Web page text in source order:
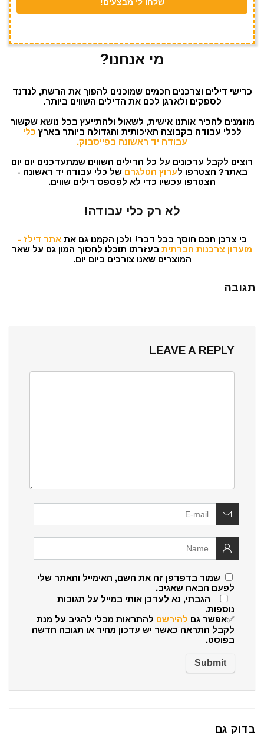
מי אנחנו?
כרישי דילים וצרכנים חכמים שמוכנים להפוך את הרשת, לנדנד
לספקים ולארגן לכם את הדילים השווים ביותר.
מוזמנים להכיר אותנו אישית, לשאול ולהתייעץ בכל נושא שקשור
לכלי עבודה בקבוצה האיכותית והגדולה ביותר בארץ כלי
עבודה יד ראשונה בפייסבוק.
רוצים לקבל עדכונים על כל הדילים השווים שמתעדכנים יום יום
באתר? הצטרפו לערוץ הטלגרם של כלי עבודה יד ראשונה -
הצטרפו עכשיו כדי לא לפספס דילים שווים.
לא רק כלי עבודה!
כי צרכן חכם חוסך בכל דבר! ולכן הקמנו גם אתאתר דילז -
מועדון צרכנות חברתית בעזרתו תוכלו לחסוך המון גם על שאר
המוצרים שאנו צורכים ביום יום.
תגובה
LEAVE A REPLY
שמור בדפדפן זה את השם, האימייל והאתר שלי
לפעם הבאה שאגיב.
הגבתי, נא לעדכן אותי במייל על תגובות
נוספות.
✅אפשר גם להירשם להתראות מבלי להגיב על מנת
לקבל התראה כאשר יש עדכון מחיר או תגובה חדשה
בפוסט.
בדוק גם